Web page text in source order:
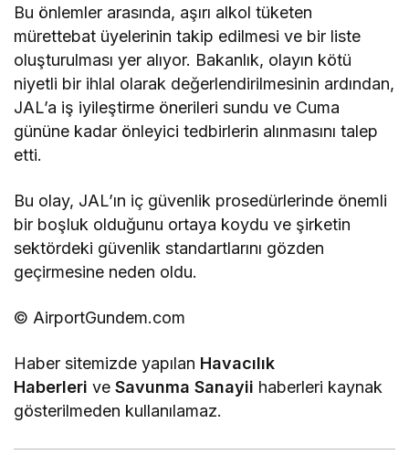
Bu önlemler arasında, aşırı alkol tüketen
mürettebat üyelerinin takip edilmesi ve bir liste
oluşturulması yer alıyor. Bakanlık, olayın kötü
niyetli bir ihlal olarak değerlendirilmesinin ardından,
JAL’a iş iyileştirme önerileri sundu ve Cuma
gününe kadar önleyici tedbirlerin alınmasını talep
etti.
Bu olay, JAL’ın iç güvenlik prosedürlerinde önemli
bir boşluk olduğunu ortaya koydu ve şirketin
sektördeki güvenlik standartlarını gözden
geçirmesine neden oldu.
© AirportGundem.com
Haber sitemizde yapılan Havacılık
Haberleri veSavunma Sanayii haberleri kaynak
gösterilmeden kullanılamaz.